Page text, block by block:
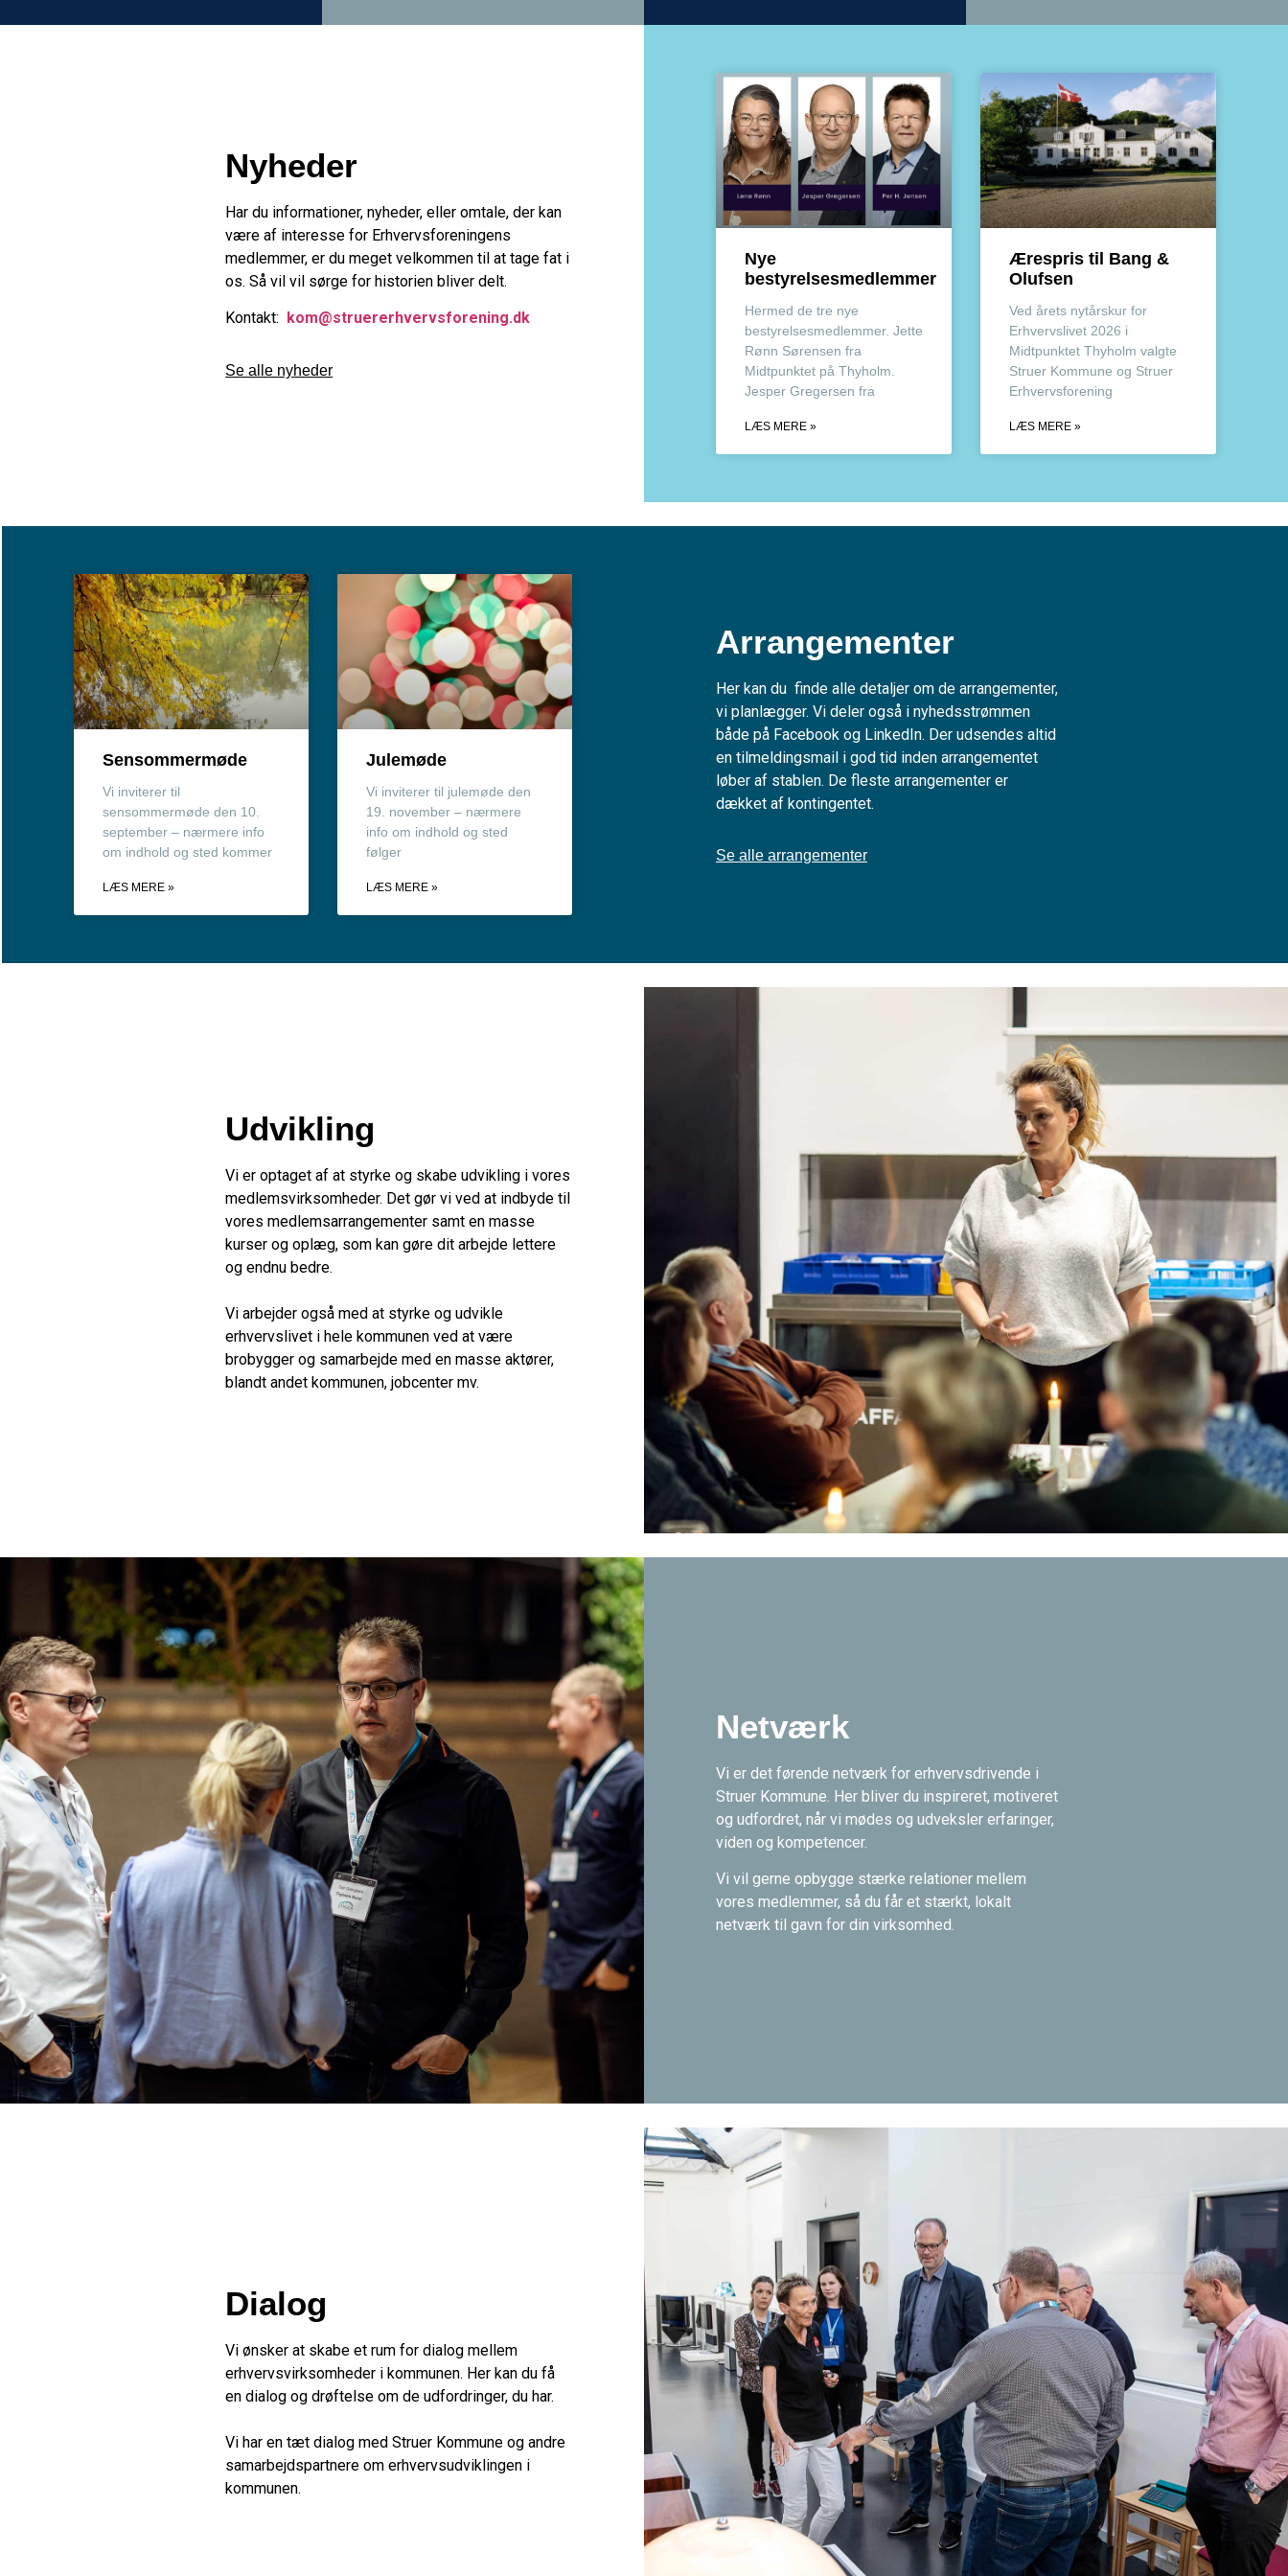
Nyheder
Har du informationer, nyheder, eller omtale, der kan
være af interesse for Erhvervsforeningens
medlemmer, er du meget velkommen til at tage fat i
os. Så vil vil sørge for historien bliver delt.
Kontakt: kom@struererhvervsforening.dk
Se alle nyheder
Nye
bestyrelsesmedlemmer
Hermed de tre nye
bestyrelsesmedlemmer. Jette
Rønn Sørensen fra
Midtpunktet på Thyholm.
Jesper Gregersen fra
LÆS MERE »
Ærespris til Bang &
Olufsen
Ved årets nytårskur for
Erhvervslivet 2026 i
Midtpunktet Thyholm valgte
Struer Kommune og Struer
Erhvervsforening
LÆS MERE »
Sensommermøde
Vi inviterer til
sensommermøde den 10.
september – nærmere info
om indhold og sted kommer
LÆS MERE »
Julemøde
Vi inviterer til julemøde den
19. november – nærmere
info om indhold og sted
følger
LÆS MERE »
Arrangementer
Her kan du finde alle detaljer om de arrangementer,
vi planlægger. Vi deler også i nyhedsstrømmen
både på Facebook og LinkedIn. Der udsendes altid
en tilmeldingsmail i god tid inden arrangementet
løber af stablen. De fleste arrangementer er
dækket af kontingentet.
Se alle arrangementer
Udvikling
Vi er optaget af at styrke og skabe udvikling i vores
medlemsvirksomheder. Det gør vi ved at indbyde til
vores medlemsarrangementer samt en masse
kurser og oplæg, som kan gøre dit arbejde lettere
og endnu bedre.
Vi arbejder også med at styrke og udvikle
erhvervslivet i hele kommunen ved at være
brobygger og samarbejde med en masse aktører,
blandtandet kommunen, jobcenter mv.
Netværk
Vi er det førende netværk for erhvervsdrivende i
Struer Kommune. Her bliver du inspireret, motiveret
og udfordret, når vi mødes og udveksler erfaringer,
viden og kompetencer.
Vi vil gerne opbygge stærke relationer mellem
vores medlemmer, så du får et stærkt, lokalt
netværk til gavn for din virksomhed.
Dialog
Vi ønsker at skabe et rum for dialog mellem
erhvervsvirksomheder i kommunen. Her kan du få
en dialog og drøftelse om de udfordringer, du har.
Vi har en tæt dialog med Struer Kommune og andre
samarbejdspartnere om erhvervsudviklingen i
kommunen.